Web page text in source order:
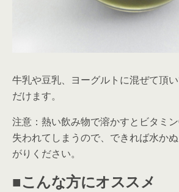
牛乳や豆乳、ヨーグルトに混ぜて頂
だけます。
注意：熱い飲み物で溶かすとビタミ
失われてしまうので、できれば水か
がりください。
■こんな方にオススメ